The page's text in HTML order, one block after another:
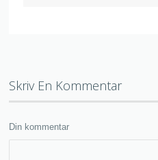
Skriv En Kommentar
Din kommentar